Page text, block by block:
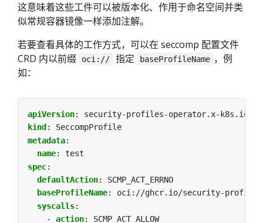
这意味着这些工件可以被版本化、作用于命名空间并类
似常规容器镜像一样添加注解。
若要查看具体的工作方式，可以在 seccomp 配置文件
CRD 内以前缀
oci:// 指定 baseProfileName ，例
如：
apiVersion:
security-profiles-operator.x-k8s.io/
kind :
SeccompProfile
metadata:
name:
test
spec:
defaultAction:
SCMP_ACT_ERRNO
baseProfileName:
oci://ghcr.io/security-
syscalls:
- action:
SCMP_ACT_ALLOW